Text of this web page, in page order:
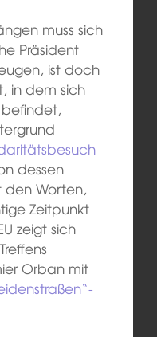
muss sich
Präsident
ist doch
in dem sich
befindet,
dessen
den Worten,
Zeitpunkt
zeigt sich
Orban mit